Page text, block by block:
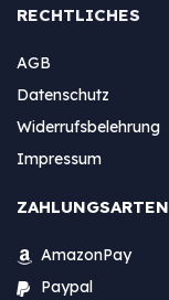
RECHTLICHES
AGB
Datenschutz
Widerrufsbelehrung
Impressum
ZAHLUNGSARTEN
AmazonPay
Paypal